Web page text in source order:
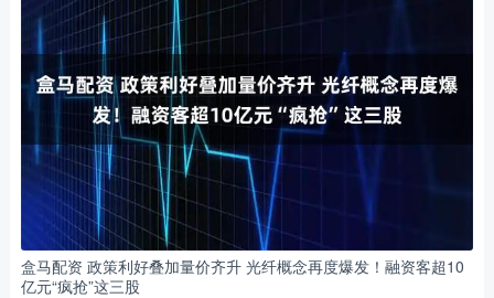
盒马配资 政策利好叠加量价齐升 光纤概念再度爆发！融资客超10
亿元“疯抢”这三股